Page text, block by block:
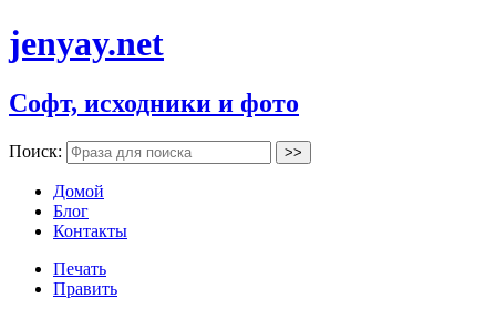
jenyay.net
Софт, исходники и фото
Поиск:
Домой
Блог
Контакты
Печать
Править